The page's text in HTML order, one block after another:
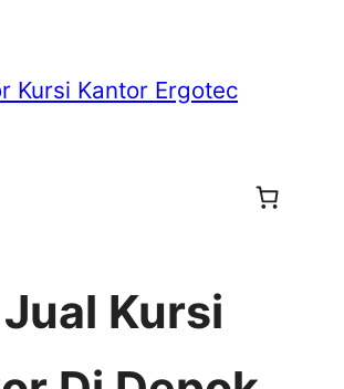
Kursi Kantor Ergotec
Jual Kursi